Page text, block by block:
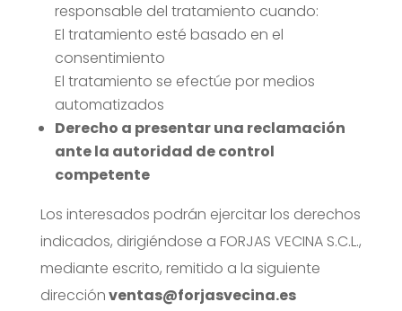
responsable del tratamiento cuando:
El tratamiento esté basado en el
consentimiento
El tratamiento se efectúe por medios
automatizados
Derecho a presentar una reclamación
ante la autoridad de control
competente
Los interesados podrán ejercitar los derechos
indicados, dirigiéndose a FORJAS VECINA S.C.L.,
mediante escrito, remitido a la siguiente
direcciónventas@forjasvecina.es